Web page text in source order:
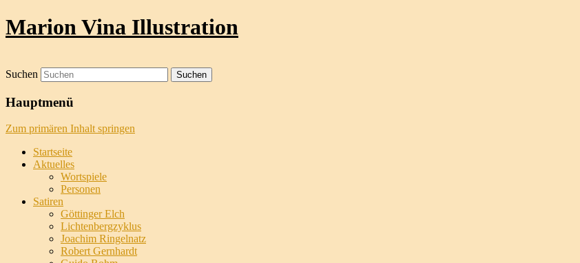
Marion Vina Illustration
Suchen
Hauptmenü
Zum primären Inhalt springen
Startseite
Aktuelles
Wortspiele
Personen
Satiren
Göttinger Elch
Lichtenbergzyklus
Joachim Ringelnatz
Robert Gernhardt